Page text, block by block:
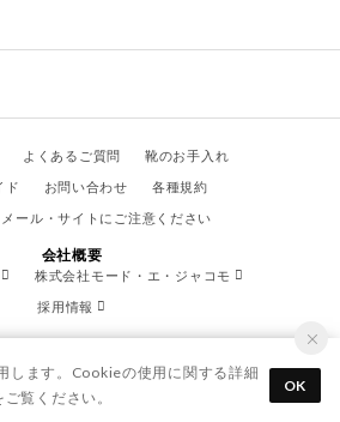
よくあるご質問
靴のお手入れ
ド
お問い合わせ
各種規約
ール・サイトにご注意ください
会社概要
株式会社モード・エ・ジャコモ
採用情報
CO.,LTD. / All Right Reserved.
します。Cookieの使用に関する詳細
ご覧ください。
OK